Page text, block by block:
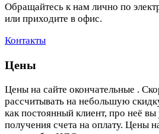
Обращайтесь к нам лично по
или приходите в офис.
Контакты
Цены
Цены на сайте окончательные .
рассчитывать на небольшую
как постоянный клиент, про неё вы
получения счета на оплату. Цены